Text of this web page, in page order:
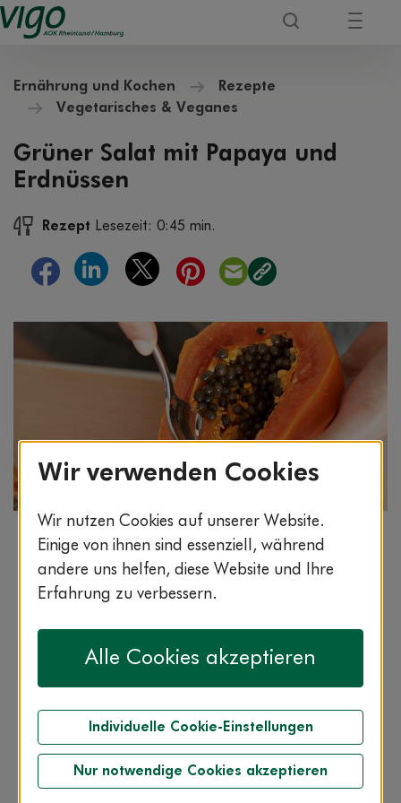
Ernährung und Kochen
Rezepte
Vegetarisches & Veganes
Grüner Salat mit Papaya und
Erdnüssen
Rezept Lesezeit: 0:45 min.
Bildnachweis: © wdv / Jan Lauer
Abends noch ein schneller Salat – aber bloß nicht
langweilig! Mit exotischer Papaya und Nüssen
25:00 min. leicht vegetarisch
Wir verwenden Cookies
Wir nutzen Cookies auf unserer Website.
Einige von ihnen sind essenziell, während
andere uns helfen, diese Website und Ihre
Erfahrung zu verbessern.
Alle Cookies akzeptieren
Individuelle Cookie-Einstellungen
Nur notwendige Cookies akzeptieren